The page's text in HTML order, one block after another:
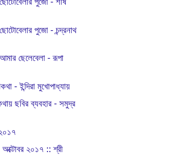
পুজো - চন্দ্রনাথ
ছেলেবেলা - রূপা
- ইন্দিরা মুখোপাধ্যায়
ছবির ব্যবহার - সমুদ্র
২০১৭ :: শ্রী